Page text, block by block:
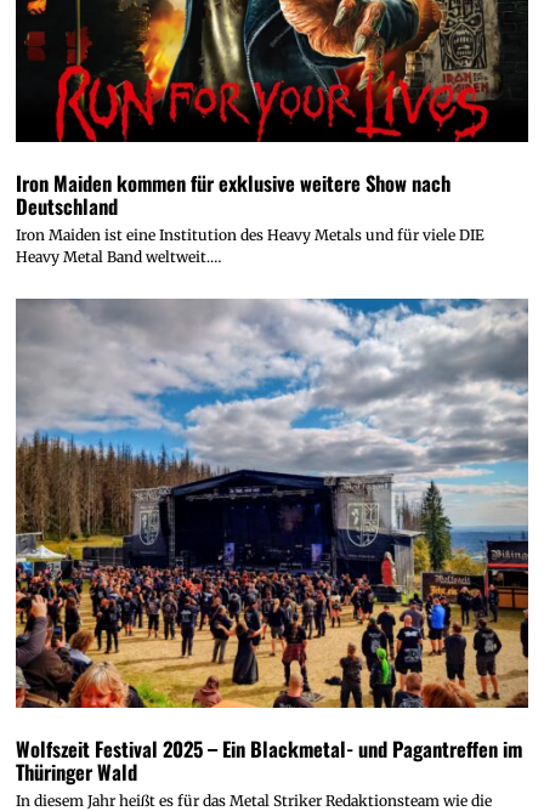
Iron Maiden kommen für exklusive weitere Show nach
Deutschland
Iron Maiden ist eine Institution des Heavy Metals und für viele DIE
Heavy Metal Band weltweit.…
Wolfszeit Festival 2025 – Ein Blackmetal- und Pagantreffen im
Thüringer Wald
In diesem Jahr heißt es für das Metal Striker Redaktionsteam wie die